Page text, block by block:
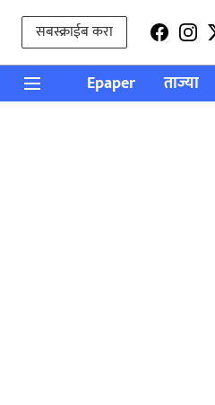
सबस्क्राईब करा
Epaper ताज्या